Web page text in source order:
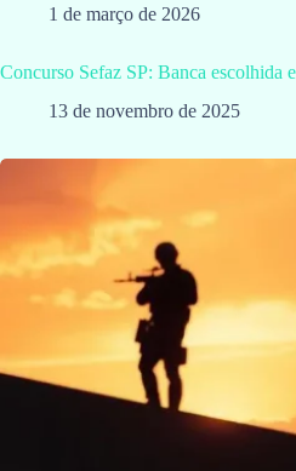
1 de março de 2026
Concurso Sefaz SP: Banca escolhida
13 de novembro de 2025